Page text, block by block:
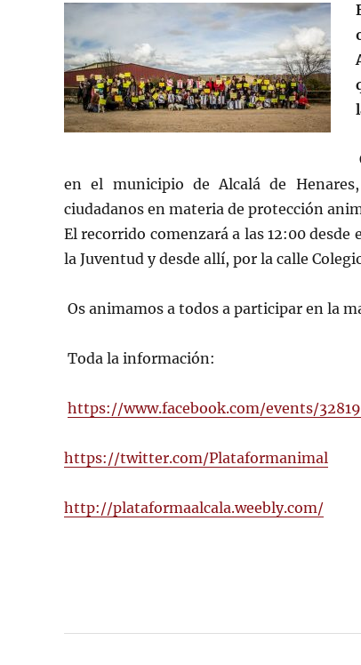
en el municipio de Alcalá de
ciudadanos en materia de protección
El recorrido comenzará a las 12:00
la Juventud y desde allí, por la calle
Os animamos a todos a participar en la
Toda la información:
https://www.facebook.com/events/
https://twitter.com/Plataformanimal
http://plataformaalcala.weebly.com/